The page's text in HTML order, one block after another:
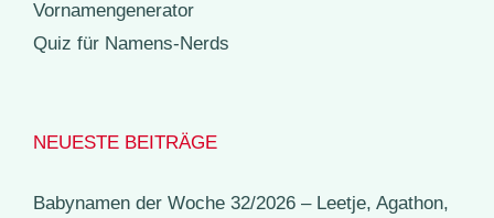
Vornamengenerator
Quiz für Namens-Nerds
NEUESTE BEITRÄGE
Babynamen der Woche 32/2026 – Leetje, Agathon,